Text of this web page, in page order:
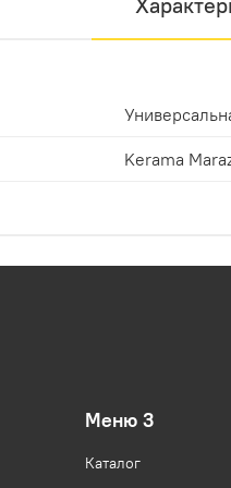
Kerama
Меню 3
Каталог